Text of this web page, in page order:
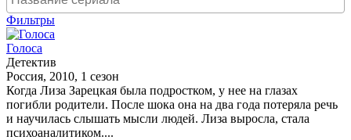
Фильтры
Голоса
Детектив
Россия, 2010, 1 сезон
Когда Лиза Зарецкая была подростком, у нее на глазах
погибли родители. После шока она на два года потеряла речь
и научилась слышать мысли людей. Лиза выросла, стала
психоаналитиком....